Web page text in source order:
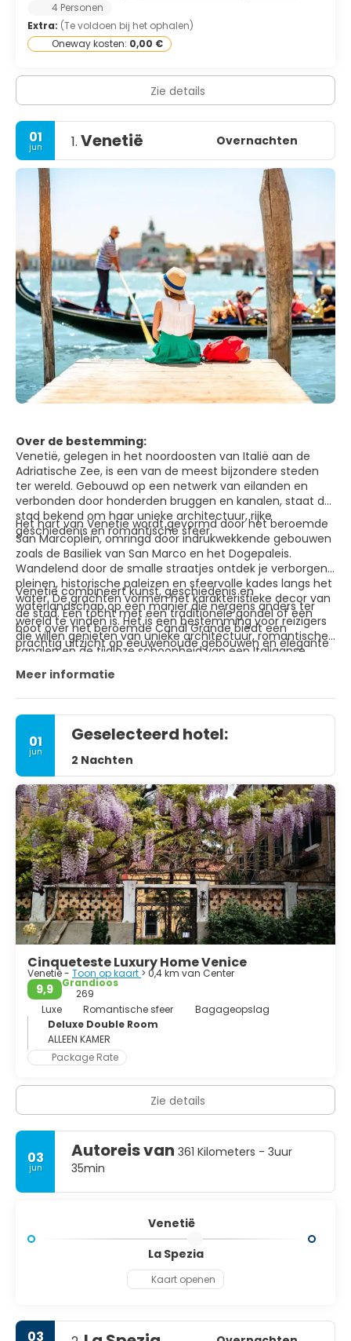
4 Personen
Extra: (Te voldoen bij het ophalen)
Oneway kosten: 0,00 €
Zie details
01
jun 1. Venetië Overnachten
Over de bestemming:
Venetië, gelegen in het noordoosten van Italië aan de
Adriatische Zee, is een van de meest bijzondere steden
ter wereld. Gebouwd op een netwerk van eilanden en
verbonden door honderden bruggen en kanalen, staat de
stad bekend om haar unieke architectuur, rijke
geschiedenis en romantische sfeer.
Het hart van Venetië wordt gevormd door het beroemde
San Marcoplein, omringd door indrukwekkende gebouwen
zoals de Basiliek van San Marco en het Dogepaleis.
Wandelend door de smalle straatjes ontdek je verborgen
pleinen, historische paleizen en sfeervolle kades langs het
water. De grachten vormen het karakteristieke decor van
de stad. Een tocht met een traditionele gondel of een
boot over het beroemde Canal Grande biedt een
prachtig uitzicht op eeuwenoude gebouwen en elegante
Venetië combineert kunst, geschiedenis en
waterlandschap op een manier die nergens anders ter
wereld te vinden is. Het is een bestemming voor reizigers
die willen genieten van unieke architectuur, romantische
kanalen en de tijdloze schoonheid van een Italiaanse
meesterstad.
Meer informatie
01
jun
Geselecteerd hotel:
2 Nachten
Cinqueteste Luxury Home Venice
Venetië - Toon op kaart > 0,4 km van Center
9,9
Grandioos
269
Luxe
Romantische sfeer
Bagageopslag
Deluxe Double Room
ALLEEN KAMER
Package Rate
Zie details
03
jun
Autoreis van 361 Kilometers - 3uur
35min
Venetië
La Spezia
Kaart openen
03